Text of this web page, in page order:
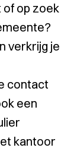
of op zoek
verkrijg je
contact
een
kantoor